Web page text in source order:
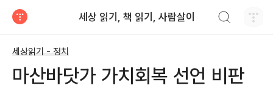
세상 읽기, 책 읽기, 사람살이
세상읽기 - 정치
마산바닷가 가치회복 선언 비판